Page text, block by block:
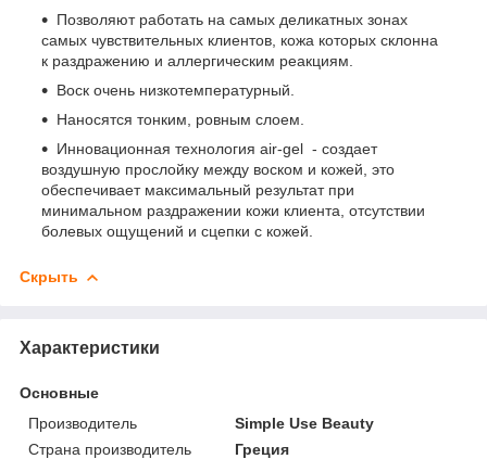
Позволяют работать на самых деликатных зонах
самых чувствительных клиентов, кожа которых склонна
к раздражению и аллергическим реакциям.
Воск очень низкотемпературный.
Наносятся тонким, ровным слоем.
Инновационная технология air-gel - создает
воздушную прослойку между воском и кожей, это
обеспечивает максимальный результат при
минимальном раздражении кожи клиента, отсутствии
болевых ощущений и сцепки с кожей.
Скрыть
Характеристики
Основные
Производитель
Simple Use Beauty
Страна производитель
Греция